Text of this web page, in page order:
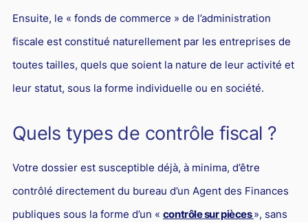
Droit de la concurrence
Responsabilité civile
Banque et Assurance
Jurisprudences et actualités
Droit de la réparation et du dommage corporel
Droit du sport
Ensuite, le « fonds de commerce » de l’administration
fiscale est constitué naturellement par les entreprises de
toutes tailles, quels que soient la nature de leur activité et
leur statut, sous la forme individuelle ou en société.
Quels types de contrôle fiscal ?
Votre dossier est susceptible déjà, à minima, d’être
contrôlé directement du bureau d’un Agent des Finances
publiques sous la forme d’un « contrôle sur pièces», sans